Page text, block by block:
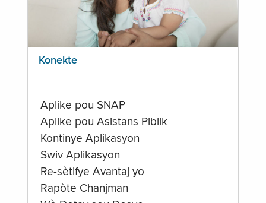
Konekte
Aplike pou SNAP
Aplike pou Asistans Piblik
Kontinye Aplikasyon
Swiv Aplikasyon
Re-sètifye Avantaj yo
Rapòte Chanjman